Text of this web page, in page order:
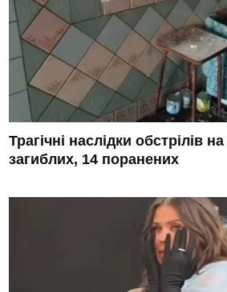
Трагічні наслідки обстрілів
загиблих, 14 поранених